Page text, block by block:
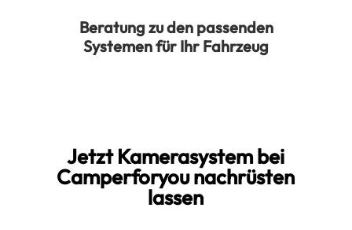
Beratung zu den passenden
Systemen für Ihr Fahrzeug
Jetzt Kamerasystem bei
Camperforyou nachrüsten
lassen